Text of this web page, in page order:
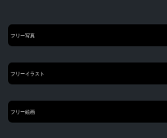
フリー写真
フリーイラスト
フリー絵画